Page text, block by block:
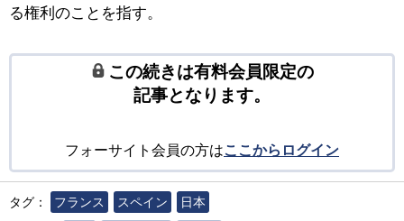
る権利のことを指す。
この続きは有料会員限定の
記事となります。
フォーサイト会員の方はここからログイン
タグ： フランス スペイン
日本